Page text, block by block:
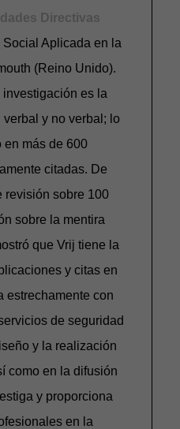
Directivas
Aplicada en la
(Reino Unido).
es la
y no verbal; lo
en más de 600
citadas. De
revisión sobre 100
sobre la mentira
que Vrij tiene la
y citas en
estrechamente con
de seguridad
y la realización
como en la difusión
y proporciona
en la